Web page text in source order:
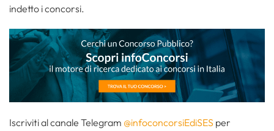
indetto i concorsi.
Iscriviti al canale Telegram @infoconcorsiEdiSES per